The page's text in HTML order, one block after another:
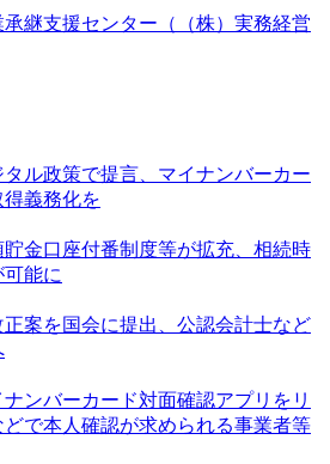
ル政策で提言、マイナンバーカー
得義務化を
金口座付番制度等が拡充、相続時
能に
案を国会に提出、公認会計士など
ンバーカード対面確認アプリをリ
どで本人確認が求められる事業者等